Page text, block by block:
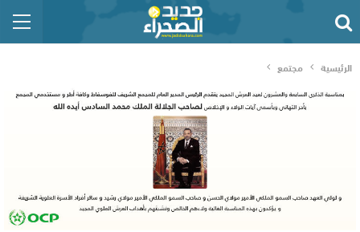
الرئيسية مجتمع